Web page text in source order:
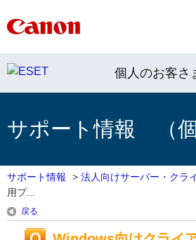
個人のお客さ
サポート情報 （
サポート情報 > 法人向けサーバー・クラ
用プ...
戻る